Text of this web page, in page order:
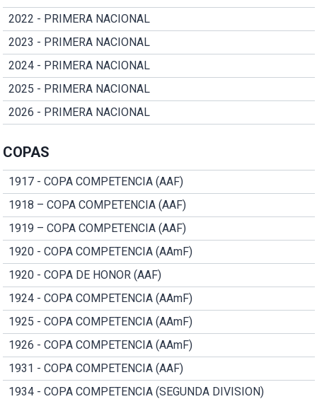
2022 - PRIMERA NACIONAL
2023 - PRIMERA NACIONAL
2024 - PRIMERA NACIONAL
2025 - PRIMERA NACIONAL
2026 - PRIMERA NACIONAL
COPAS
1917 - COPA COMPETENCIA (AAF)
1918 – COPA COMPETENCIA (AAF)
1919 – COPA COMPETENCIA (AAF)
1920 - COPA COMPETENCIA (AAmF)
1920 - COPA DE HONOR (AAF)
1924 - COPA COMPETENCIA (AAmF)
1925 - COPA COMPETENCIA (AAmF)
1926 - COPA COMPETENCIA (AAmF)
1931 - COPA COMPETENCIA (AAF)
1934 - COPA COMPETENCIA (SEGUNDA DIVISION)